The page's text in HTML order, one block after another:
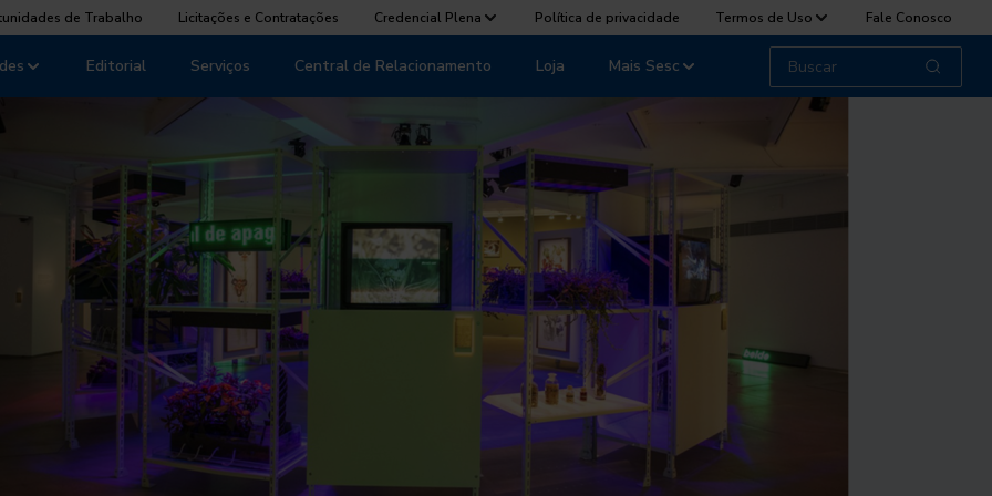
de Trabalho Licitações e Contratações Credencial Plena Política de privacidade Termos de Uso Fale Conosco
Editorial Serviços Central de Relacionamento Loja Mais Sesc